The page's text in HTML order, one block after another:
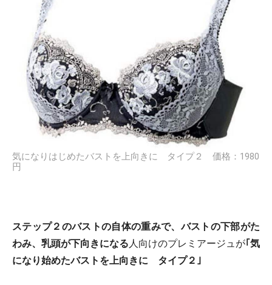
気になりはじめたバストを上向きに タイプ２ 価格：1980
円
ステップ２のバストの自体の重みで、バストの下部がた
わみ、乳頭が下向きになる人向けのプレミアージュが｢気
になり始めたバストを上向きに タイプ２｣